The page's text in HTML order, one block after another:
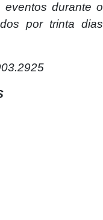
eventos durante o
por trinta dias